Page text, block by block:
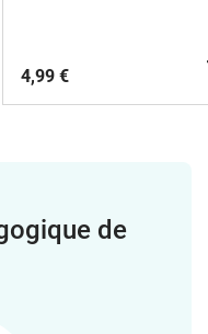
4,99 €
de